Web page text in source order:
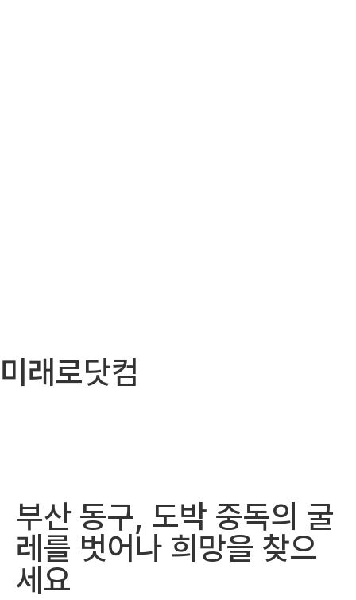
미래로닷컴
부산 동구, 도박 중독의 굴
레를 벗어나 희망을 찾으
세요